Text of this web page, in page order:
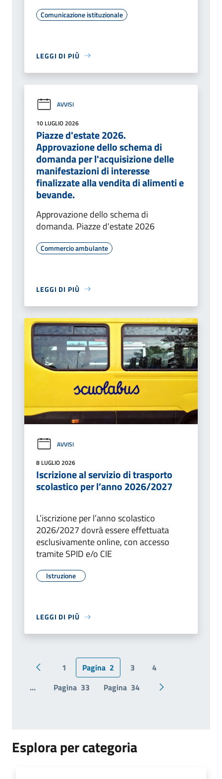
Comunicazione istituzionale
LEGGI DI PIÙ
AVVISI
10 LUGLIO 2026
Piazze d'estate 2026.
Approvazione dello schema di
domanda per l'acquisizione delle
manifestazioni di interesse
finalizzate alla vendita di alimenti e
bevande.
Approvazione dello schema di
domanda. Piazze d'estate 2026
Commercio ambulante
LEGGI DI PIÙ
AVVISI
8 LUGLIO 2026
Iscrizione al servizio di trasporto
scolastico per l’anno 2026/2027
L’iscrizione per l’anno scolastico
2026/2027 dovrà essere effettuata
esclusivamente online, con accesso
tramite SPID e/o CIE
Istruzione
LEGGI DI PIÙ
Pagina precedente
1 Pagina 2 3
4
...
Pagina 33 Pagina 34 Pagina
Esplora per categoria